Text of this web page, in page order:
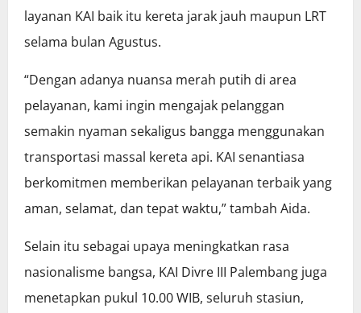
layanan KAI baik itu kereta jarak jauh maupun LRT
selama bulan Agustus.
“Dengan adanya nuansa merah putih di area
pelayanan, kami ingin mengajak pelanggan
semakin nyaman sekaligus bangga menggunakan
transportasi massal kereta api. KAI senantiasa
berkomitmen memberikan pelayanan terbaik yang
aman, selamat, dan tepat waktu,” tambah Aida.
Selain itu sebagai upaya meningkatkan rasa
nasionalisme bangsa, KAI Divre III Palembang juga
menetapkan pukul 10.00 WIB, seluruh stasiun,